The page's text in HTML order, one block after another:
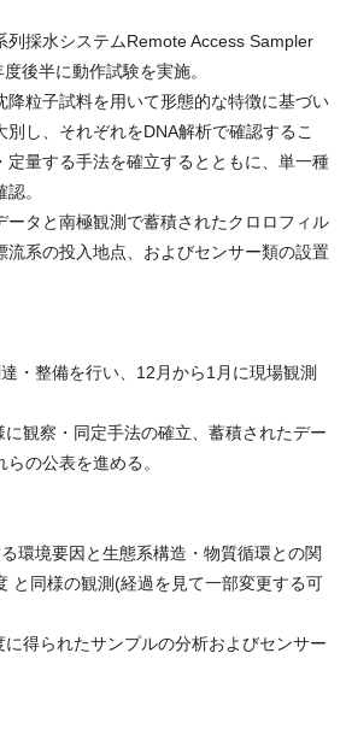
列採水システムRemote Access Sampler
後半に動作試験を実施。
降粒子試料を用いて形態的な特徴に基づい
し、それぞれをDNA解析で確認するこ
定量する手法を確立するとともに、単一種
。
ータと南極観測で蓄積されたクロロフィル
流系の投入地点、およびセンサー類の設置
・整備を行い、12月から1月に現場観測
に観察・同定手法の確立、蓄積されたデー
の公表を進める。
環境要因と生態系構造・物質循環との関
と同様の観測(経過を見て一部変更する可
に得られたサンプルの分析およびセンサー